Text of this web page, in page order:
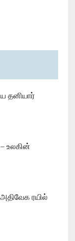
தனியார்
உலகின்
ரயில்